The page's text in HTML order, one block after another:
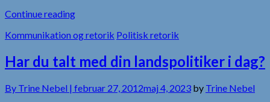
Continue reading
Kommunikation og retorik Politisk retorik
Har du talt med din landspolitiker i dag?
By Trine Nebel | februar 27, 2012maj 4, 2023 by Trine Nebel